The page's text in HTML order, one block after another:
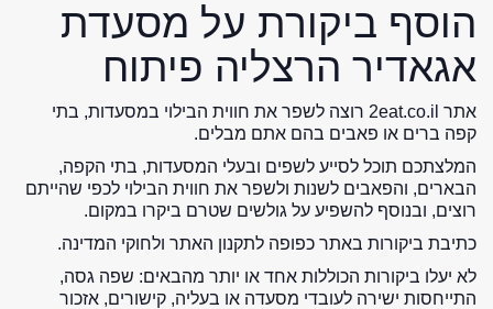
הוסף ביקורת על מסעדת
אגאדיר הרצליה פיתוח
אתר 2eat.co.il רוצה לשפר את חווית הבילוי במסעדות, בתי
קפה ברים או פאבים בהם אתם מבלים.
המלצתכם תוכל לסייע לשפים ובעלי המסעדות, בתי הקפה,
הבארים, והפאבים לשנות ולשפר את חווית הבילוי לכפי שהייתם
רוצים, ובנוסף להשפיע על גולשים שטרם ביקרו במקום.
כתיבת ביקורות באתר כפופה לתקנון האתר ולחוקי המדינה.
לא יעלו ביקורות הכוללות אחד או יותר מהבאים: שפה גסה,
התייחסות ישירה לעובדי מסעדה או בעליה, קישורים, אזכור